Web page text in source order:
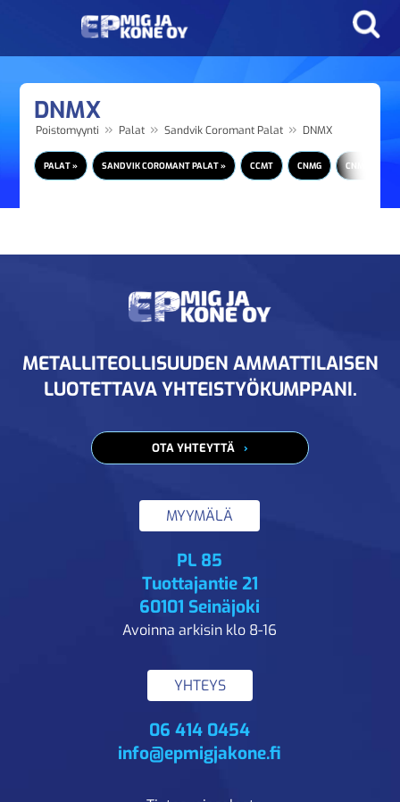
DNMX
Poistomyynti » Palat » Sandvik Coromant Palat » DNMX
PALAT » SANDVIK COROMANT PALAT » CCMT CNMG CNMM
METALLITEOLLISUUDEN AMMATTILAISEN
LUOTETTAVA YHTEISTYÖKUMPPANI.
OTA YHTEYTTÄ
MYYMÄLÄ
PL 85
Tuottajantie 21
60101 Seinäjoki
Avoinna arkisin klo 8-16
YHTEYS
06 414 0454
info@epmigjakone.fi